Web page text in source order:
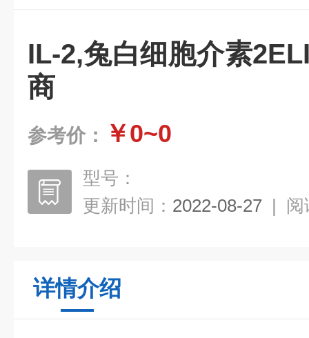
IL-2,兔白细胞介素
商
参考价： ￥0~0
型号：
更新时间： 2022-08-27 | 阅
详情介绍